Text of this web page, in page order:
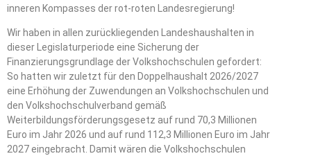
inneren Kompasses der rot-roten Landesregierung!
Wir haben in allen zurückliegenden Landeshaushalten in
dieser Legislaturperiode eine Sicherung der
Finanzierungsgrundlage der Volkshochschulen gefordert:
So hatten wir zuletzt für den Doppelhaushalt 2026/2027
eine Erhöhung der Zuwendungen an Volkshochschulen und
den Volkshochschulverband gemäß
Weiterbildungsförderungsgesetz auf rund 70,3 Millionen
Euro im Jahr 2026 und auf rund 112,3 Millionen Euro im Jahr
2027 eingebracht. Damit wären die Volkshochschulen